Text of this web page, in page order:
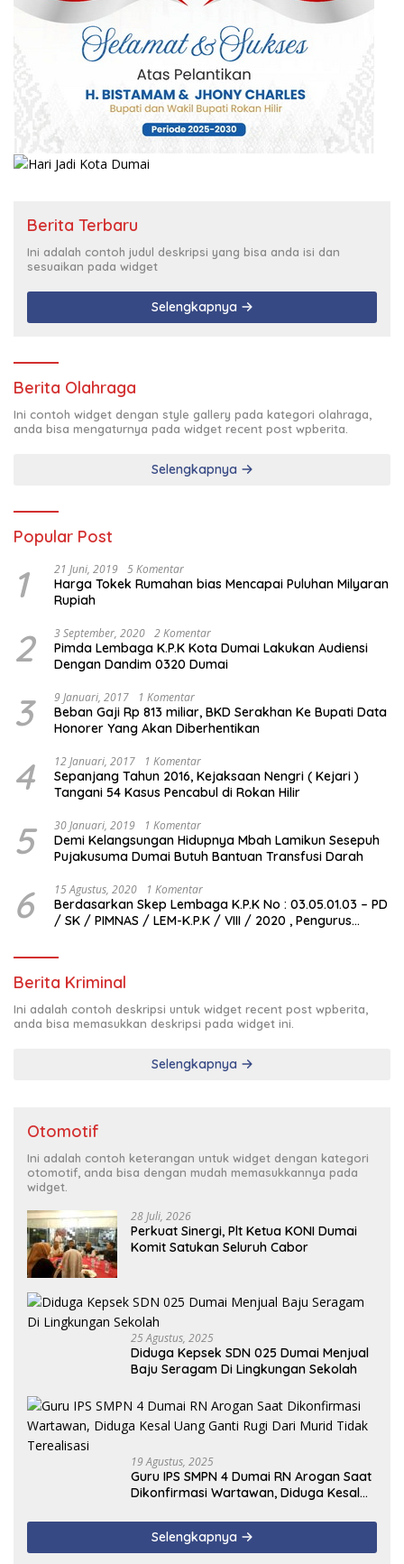
Berita Terbaru
Ini adalah contoh judul deskripsi yang bisa anda isi dan
sesuaikan pada widget
Selengkapnya
Berita Olahraga
Ini contoh widget dengan style gallery pada kategori olahraga,
anda bisa mengaturnya pada widget recent post wpberita.
Selengkapnya
Popular Post
1 21 Juni, 2019 5 Komentar
Harga Tokek Rumahan bias Mencapai Puluhan Milyaran
Rupiah
2 3 September, 2020 2 Komentar
Pimda Lembaga K.P.K Kota Dumai Lakukan Audiensi
Dengan Dandim 0320 Dumai
3 9 Januari, 2017 1 Komentar
Beban Gaji Rp 813 miliar, BKD Serakhan Ke Bupati Data
Honorer Yang Akan Diberhentikan
4 12 Januari, 2017 1 Komentar
Sepanjang Tahun 2016, Kejaksaan Nengri ( Kejari )
Tangani 54 Kasus Pencabul di Rokan Hilir
5 30 Januari, 2019 1 Komentar
Demi Kelangsungan Hidupnya Mbah Lamikun Sesepuh
Pujakusuma Dumai Butuh Bantuan Transfusi Darah
6 15 Agustus, 2020 1 Komentar
Berdasarkan Skep Lembaga K.P.K No : 03.05.01.03 – PD
/ SK / PIMNAS / LEM-K.P.K / VIII / 2020 , Pengurus
Berita Kriminal
Ini adalah contoh deskripsi untuk widget recent post wpberita,
anda bisa memasukkan deskripsi pada widget ini.
Selengkapnya
Otomotif
Ini adalah contoh keterangan untuk widget dengan kategori
otomotif, anda bisa dengan mudah memasukkannya pada
widget.
28 Juli, 2026
Perkuat Sinergi, Plt Ketua KONI Dumai
Komit Satukan Seluruh Cabor
25 Agustus, 2025
Diduga Kepsek SDN 025 Dumai Menjual
Baju Seragam Di Lingkungan Sekolah
19 Agustus, 2025
Guru IPS SMPN 4 Dumai RN Arogan Saat
Dikonfirmasi Wartawan, Diduga Kesal
Terealisasi
Selengkapnya